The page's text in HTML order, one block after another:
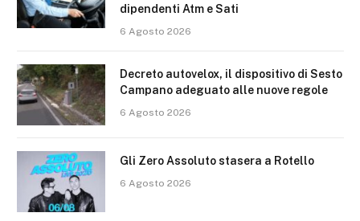
dipendenti Atm e Sati
6 Agosto 2026
Decreto autovelox, il dispositivo di Sesto
Campano adeguato alle nuove regole
6 Agosto 2026
Gli Zero Assoluto stasera a Rotello
6 Agosto 2026